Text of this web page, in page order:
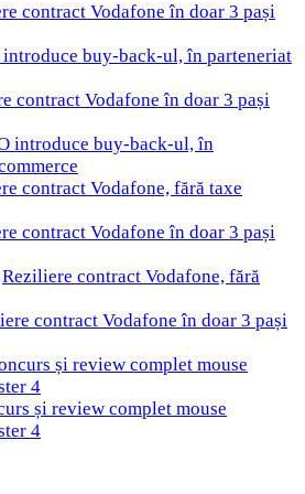
contract Vodafone în doar 3 pași
buy-back-ul, în parteneriat
contract Vodafone în doar 3 pași
introduce buy-back-ul, în
contract Vodafone, fără taxe
contract Vodafone în doar 3 pași
Reziliere contract Vodafone, fără
contract Vodafone în doar 3 pași
și review complet mouse
4
și review complet mouse
4